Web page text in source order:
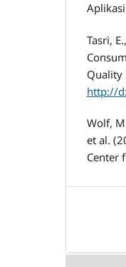
Tasri,
Quality
http://
Wolf,
et al.
Center